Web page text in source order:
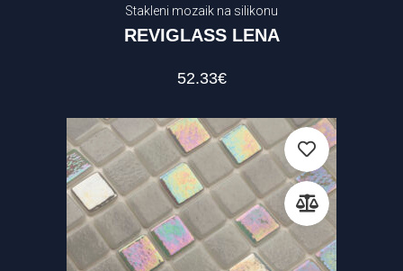
Stakleni mozaik na silikonu
REVIGLASS LENA
52.33€